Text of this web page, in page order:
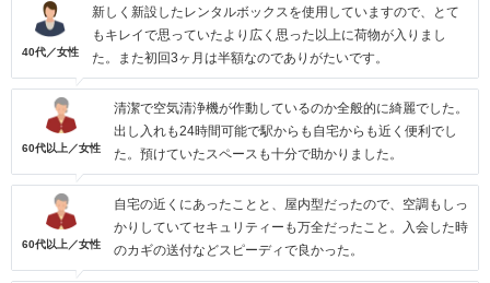
40代／女性
新しく新設したレンタルボックスを使用していますので、とて
もキレイで思っていたより広く思った以上に荷物が入りまし
た。また初回3ヶ月は半額なのでありがたいです。
60代以上／女性
清潔で空気清浄機が作動しているのか全般的に綺麗でした。
出し入れも24時間可能で駅からも自宅からも近く便利でし
た。預けていたスペースも十分で助かりました。
60代以上／女性
自宅の近くにあったことと、屋内型だったので、空調もしっ
かりしていてセキュリティーも万全だったこと。入会した時
のカギの送付などスピーディで良かった。